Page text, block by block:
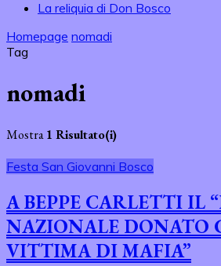
La reliquia di Don Bosco
Homepage nomadi
Tag
nomadi
Mostra1 Risultato(i)
Festa San Giovanni Bosco
A BEPPE CARLETTI IL
NAZIONALE DONATO
VITTIMA DI MAFIA”